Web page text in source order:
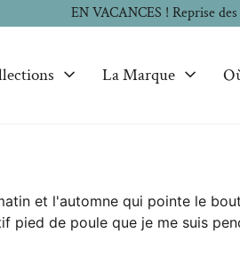
EN VACANCES ! Reprise
La Marque
et l'automne qui pointe le
pied de poule que je me suis